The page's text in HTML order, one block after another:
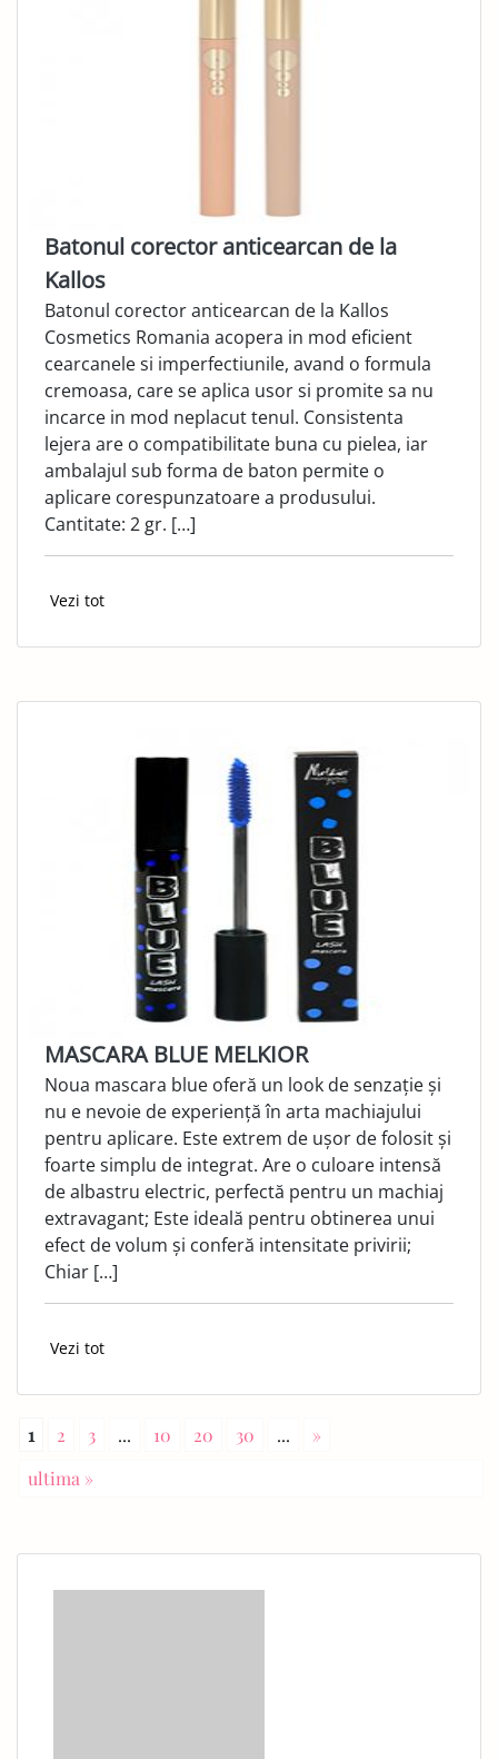
Batonul corector anticearcan de la
Kallos
Batonul corector anticearcan de la Kallos
Cosmetics Romania acopera in mod eficient
cearcanele si imperfectiunile, avand o formula
cremoasa, care se aplica usor si promite sa nu
incarce in mod neplacut tenul. Consistenta
lejera are o compatibilitate buna cu pielea, iar
ambalajul sub forma de baton permite o
aplicare corespunzatoare a produsului.
Cantitate: 2 gr. […]
Vezi tot
MASCARA BLUE MELKIOR
Noua mascara blue oferă un look de senzație și
nu e nevoie de experiență în arta machiajului
pentru aplicare. Este extrem de ușor de folosit și
foarte simplu de integrat. Are o culoare intensă
de albastru electric, perfectă pentru un machiaj
extravagant; Este ideală pentru obtinerea unui
efect de volum și conferă intensitate privirii;
Chiar […]
Vezi tot
1 2 3 ... 10 20 30 ...
»
ultima »